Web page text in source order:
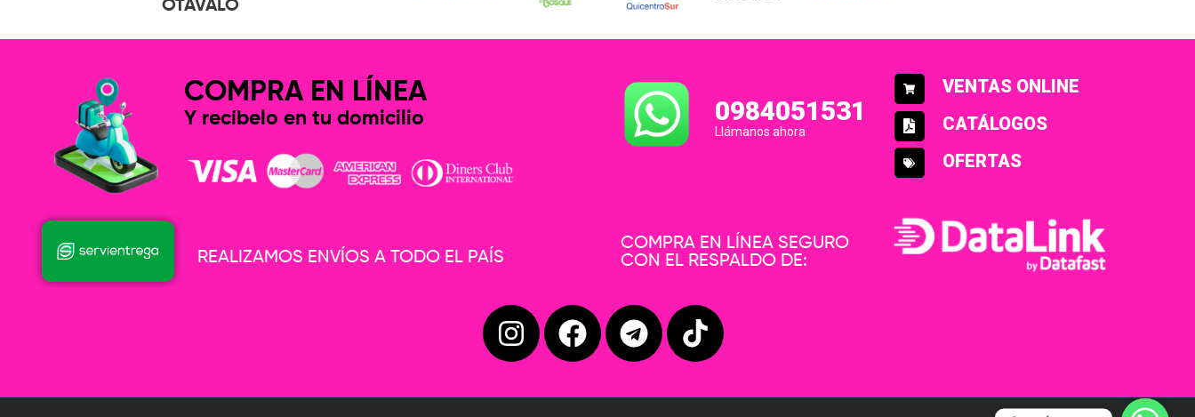
COMPRA EN LÍNEA
Y recíbelo en tu domicilio
REALIZAMOS ENVÍOS A TODO EL PAÍS
0984051531
Llámanos ahora
VENTAS ONLINE
CATÁLOGOS
OFERTAS
COMPRA EN LÍNEA SEGURO
CON EL RESPALDO DE: